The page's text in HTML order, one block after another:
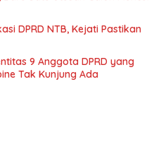
DPRD NTB, Kejati Pastikan
9 Anggota DPRD yang
Tak Kunjung Ada